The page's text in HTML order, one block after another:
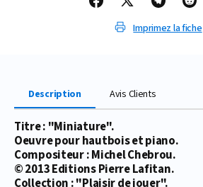
Imprimez la fiche
Description Avis Clients
Titre : "Miniature".
Oeuvre pour hautbois et piano.
Compositeur : Michel Chebrou.
© 2013 Editions Pierre Lafitan.
Collection : "Plaisir de jouer".